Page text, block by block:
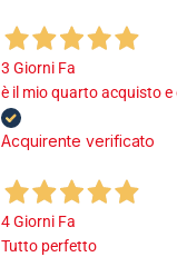
3 Giorni Fa
è il mio quarto acquisto
Acquirente verificato
4 Giorni Fa
Tutto perfetto